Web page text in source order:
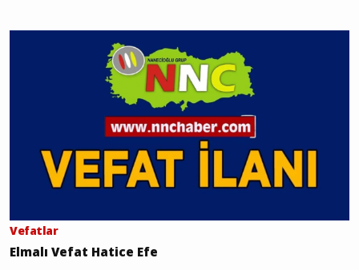
Vefatlar
Elmalı Vefat Hatice Efe